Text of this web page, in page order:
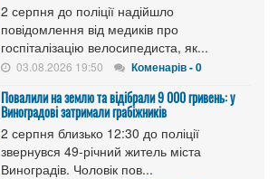
2 серпня до поліції надійшло
повідомлення від медиків про
госпіталізацію велосипедиста, як...
03.08.2026 19:50 Коменарів - 0
Повалили на землю та відібрали 9 000 гривень: у
Виноградові затримали грабіжників
2 серпня близько 12:30 до поліції
звернувся 49-річний житель міста
Виноградів. Чоловік пов...